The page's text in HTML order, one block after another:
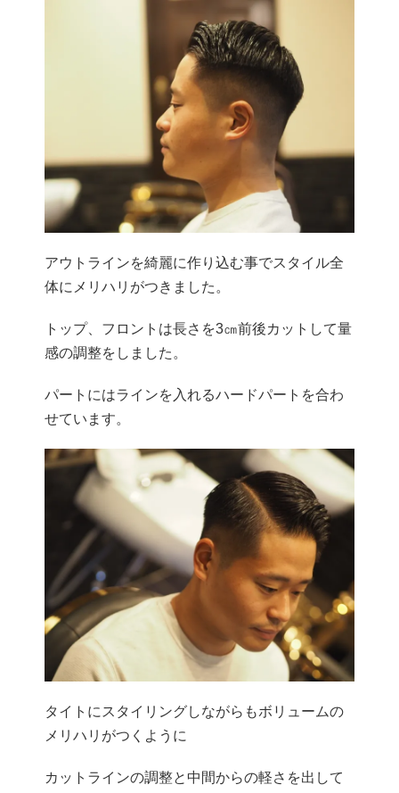
アウトラインを綺麗に作り込む事でスタイル全
体にメリハリがつきました。
トップ、フロントは長さを3㎝前後カットして量
感の調整をしました。
パートにはラインを入れるハードパートを合わ
せています。
タイトにスタイリングしながらもボリュームの
メリハリがつくように
カットラインの調整と中間からの軽さを出して